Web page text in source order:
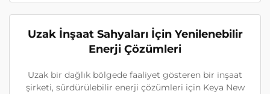
Uzak İnşaat Sahyaları İçin Yenilenebilir
Enerji Çözümleri
Uzak bir dağlık bölgede faaliyet gösteren bir inşaat
şirketi, sürdürülebilir enerji çözümleri için Keya New